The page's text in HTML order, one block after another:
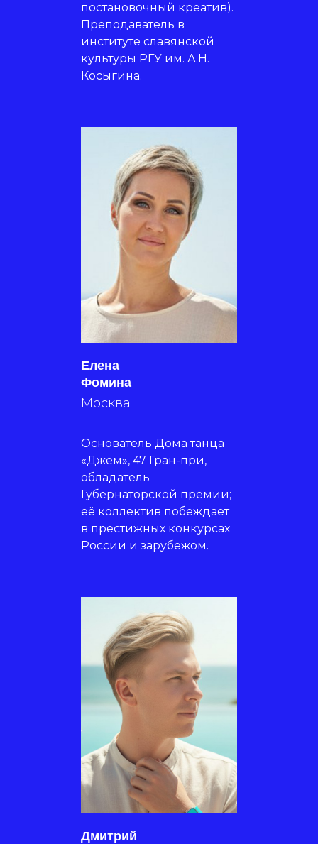
постановочный креатив).
Преподаватель в
институте славянской
культуры РГУ им. А.Н.
Косыгина.
Елена
Фомина
Москва
Основатель Дома танца
«Джем», 47 Гран-при,
обладатель
Губернаторской премии;
её коллектив побеждает
в престижных конкурсах
России и зарубежом.
Дмитрий